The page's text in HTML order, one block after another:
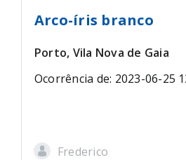
Arco-íris branco
Porto, Vila Nova de Gaia
Ocorrência de: 2023-06-25
Frederico